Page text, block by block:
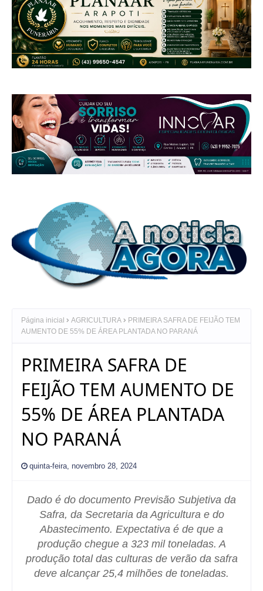
Página inicial AGRICULTURA
PRIMEIRA SAFRA DE FEIJÃO TEM
AUMENTO DE 55% DE ÁREA PLANTADA NO PARANÁ
PRIMEIRA SAFRA DE
FEIJÃO TEM AUMENTO DE
55% DE ÁREA PLANTADA
NO PARANÁ
quinta-feira, novembro 28, 2024
Dado é do documento Previsão Subjetiva da
Safra, da Secretaria da Agricultura e do
Abastecimento. Expectativa é de que a
produção chegue a 323 mil toneladas. A
produção total das culturas de verão da safra
deve alcançar 25,4 milhões de toneladas.